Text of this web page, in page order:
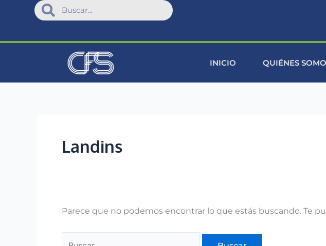
al
SearchSearch
INICIO QUIÉNES
Landins
Parece que no podemos encontrar lo que estás buscando. Te
Buscar: